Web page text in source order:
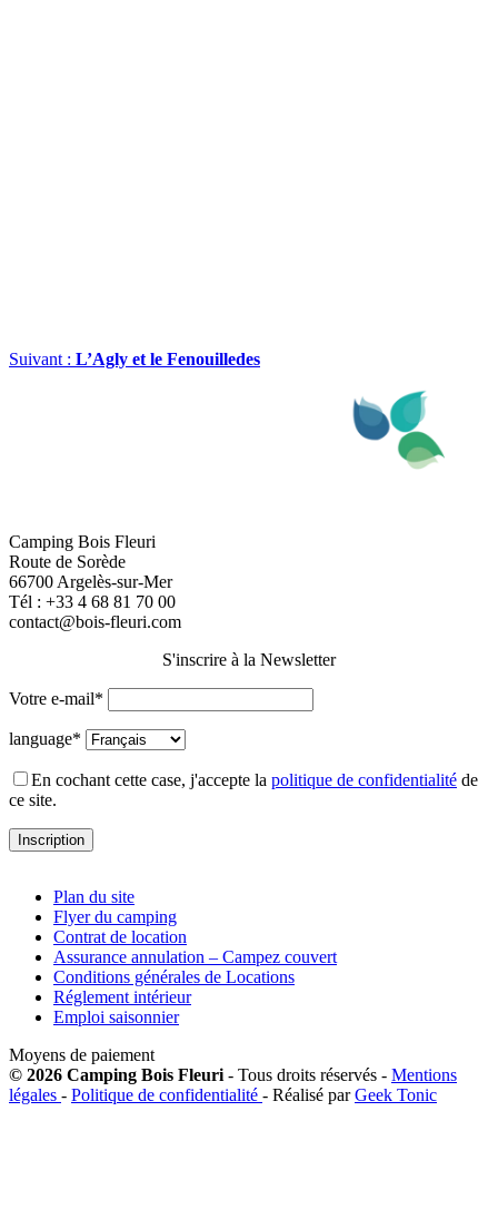
Suivant : L’Agly et le Fenouilledes
Camping Bois Fleuri
Route de Sorède
66700 Argelès-sur-Mer
Tél : +33 4 68 81 70 00
contact@bois-fleuri.com
S'inscrire à la Newsletter
Votre e-mail*
language*
En cochant cette case, j'accepte la politique de confidentialité de
ce site.
Plan du site
Flyer du camping
Contrat de location
Assurance annulation – Campez couvert
Conditions générales de Locations
Réglement intérieur
Emploi saisonnier
Moyens de paiement
© 2026 Camping Bois Fleuri - Tous droits réservés - Mentions
légales - Politique de confidentialité - Réalisé parGeek Tonic